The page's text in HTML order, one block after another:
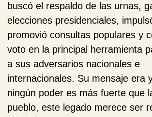
buscó el respaldo de las urnas,
elecciones presidenciales,
promovió consultas populares y
voto en la principal herramienta
a sus adversarios nacionales e
internacionales. Su mensaje era
ningún poder es más fuerte que
pueblo, este legado merece ser